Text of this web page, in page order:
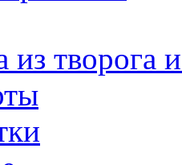
из творога